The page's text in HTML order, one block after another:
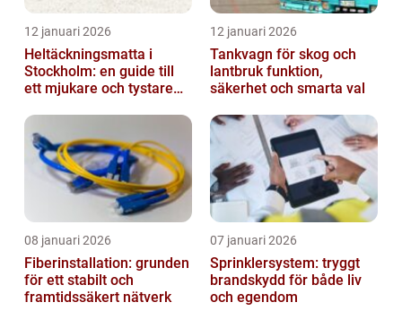
12 januari 2026
Heltäckningsmatta i
Stockholm: en guide till
ett mjukare och tystare
12 januari 2026
Tankvagn för skog och
lantbruk funktion,
säkerhet och smarta val
08 januari 2026
Fiberinstallation: grunden
för ett stabilt och
framtidssäkert nätverk
07 januari 2026
Sprinklersystem: tryggt
brandskydd för både liv
och egendom